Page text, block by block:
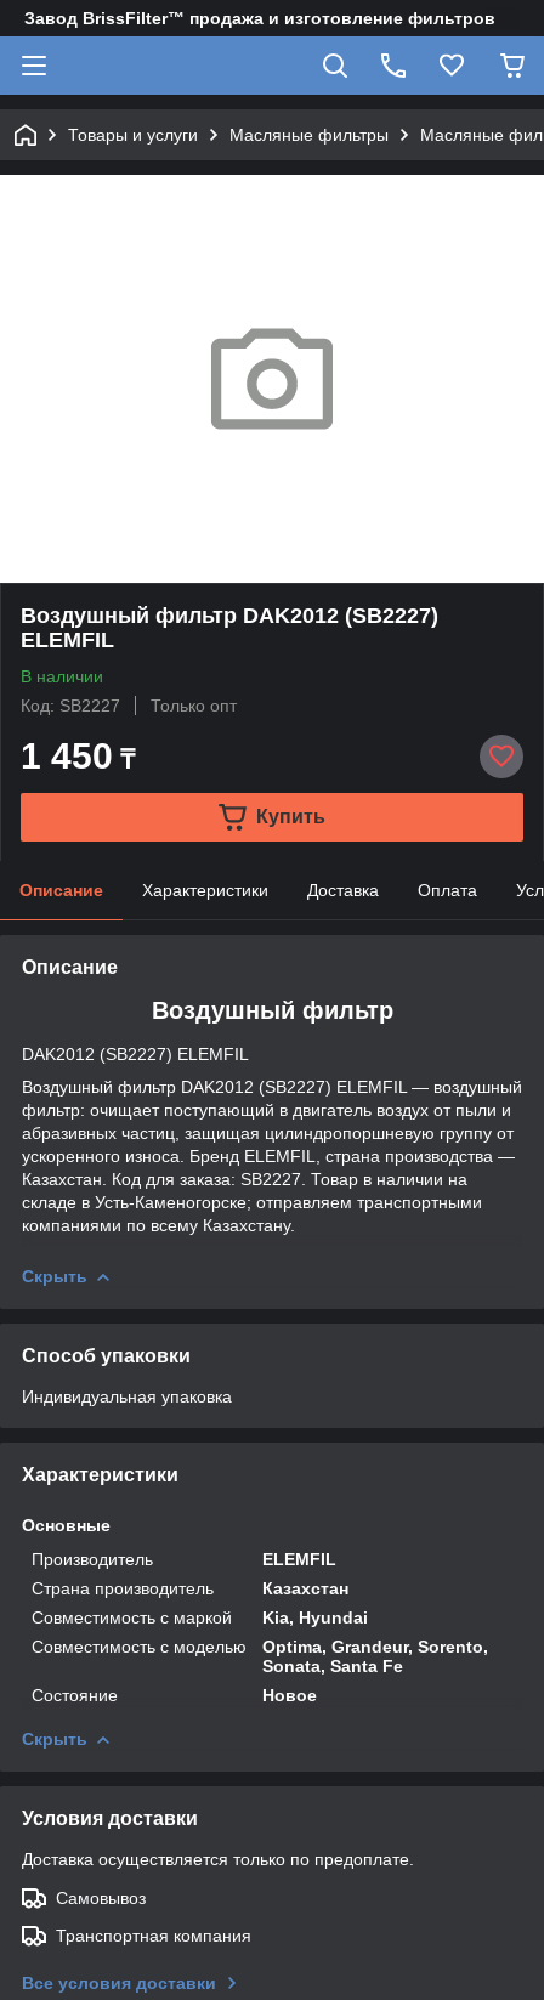
Завод BrissFilter™ продажа и изготовление фильтров
Товары и услуги Масляные фильтры Масляные
Воздушный фильтр DAK2012 (SB2227)
ELEMFIL
В наличии
Код: SB2227
Только опт
1 450 ₸
Купить
Описание Характеристики Доставка Оплата
Описание
Воздушный фильтр
DAK2012 (SB2227) ELEMFIL
Воздушный фильтр DAK2012 (SB2227) ELEMFIL — воздушный
фильтр: очищает поступающий в двигатель воздух от пыли и
абразивных частиц, защищая цилиндропоршневую группу от
ускоренного износа. Бренд ELEMFIL, страна производства —
Казахстан. Код для заказа: SB2227. Товар в наличии на
складе в Усть-Каменогорске; отправляем транспортными
компаниями по всему Казахстану.
Скрыть
Способ упаковки
Индивидуальная упаковка
Характеристики
Основные
Производитель
ELEMFIL
Страна производитель
Казахстан
Совместимость с маркой
Kia, Hyundai
Совместимость с моделью
Optima, Grandeur, Sorento,
Sonata, Santa Fe
Состояние
Новое
Скрыть
Условия доставки
Доставка осуществляется только по предоплате.
Самовывоз
Транспортная компания
Все условия доставки